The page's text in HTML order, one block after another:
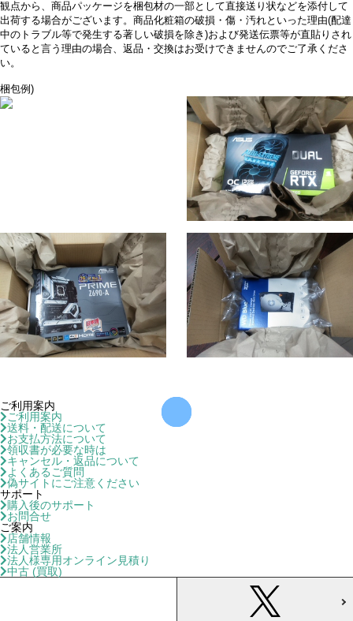
観点から、商品パッケージを梱包材の一部として直接送り状などを添付して
出荷する場合がございます。商品化粧箱の破損・傷・汚れといった理由(配達
中のトラブル等で発生する著しい破損を除き)および発送伝票等が直貼りされ
ていると言う理由の場合、返品・交換はお受けできませんのでご了承くださ
い。
梱包例)
ご利用案内
ご利用案内
送料・配送について
お支払方法について
領収書が必要な時は
キャンセル・返品について
よくあるご質問
偽サイトにご注意ください
サポート
購入後のサポート
お問合せ
ご案内
店舗情報
法人営業所
法人様専用オンライン見積り
中古 (買取)